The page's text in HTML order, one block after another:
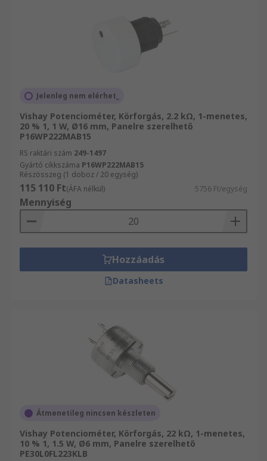
Jelenleg nem elérhet_
Vishay Potenciométer, Körforgás, 2.2 kΩ, 1-menetes,
20 % 1, 1 W, Ø16 mm, Panelre szerelhető
P16WP222MAB15
RS raktári szám 249-1497
Gyártó cikkszáma P16WP222MAB15
Részösszeg (1 doboz / 20 egység)
115 110 Ft(ÁFA nélkül) 5756 Ft/egység
Mennyiség
Hozzáadás
Datasheets
Átmenetileg nincsen készleten
Vishay Potenciométer, Körforgás, 22 kΩ, 1-menetes,
10 % 1, 1.5 W, Ø6 mm, Panelre szerelhető
PE30L0FL223KLB